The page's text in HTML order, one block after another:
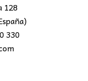
128
330